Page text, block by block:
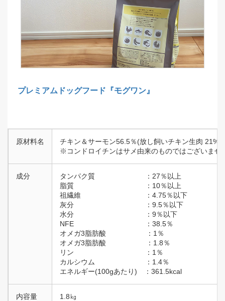
プレミアムドッグフード『モグワン』
原材料名
チキン＆サーモン56.5％(放し飼いチキン生肉 21%
※コンドロイチンはサメ由来のものではございませ
成分
タンパク質 ：27％以上
脂質 ：10％以上
祖繊維 ：4.75％以下
灰分 ：9.5％以下
水分 ：9％以下
NFE ：38.5％
オメガ3脂肪酸 ：1％
オメガ3脂肪酸 ：1.8％
リン ：1％
カルシウム ：1.4％
エネルギー(100gあたり) ：361.5kcal
内容量 1.8㎏